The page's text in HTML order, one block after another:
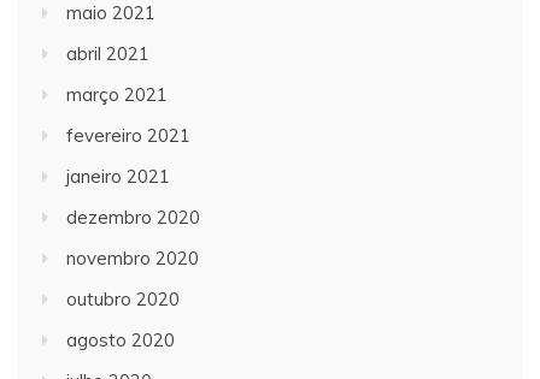
maio 2021
abril 2021
março 2021
fevereiro 2021
janeiro 2021
dezembro 2020
novembro 2020
outubro 2020
agosto 2020